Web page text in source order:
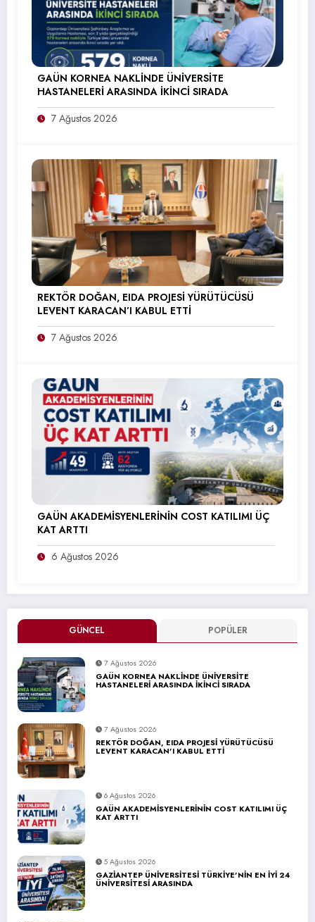
GÜNCEL POPÜLER
7 Ağustos 2026
GAÜN KORNEA NAKLİNDE ÜNİVERSİTE
HASTANELERİ ARASINDA İKİNCİ SIRADA
7 Ağustos 2026
REKTÖR DOĞAN, EIDA PROJESİ YÜRÜTÜCÜSÜ
LEVENT KARACAN’I KABUL ETTİ
6 Ağustos 2026
GAÜN AKADEMİSYENLERİNİN COST KATILIMI ÜÇ
KAT ARTTI
5 Ağustos 2026
GAZİANTEP ÜNİVERSİTESİ TÜRKİYE’NİN EN İYİ 24
ÜNİVERSİTESİ ARASINDA
GAÜN KORNEA NAKLİNDE ÜNİVERSİTE
HASTANELERİ ARASINDA İKİNCİ SIRADA
7 Ağustos 2026
REKTÖR DOĞAN, EIDA PROJESİ YÜRÜTÜCÜSÜ
LEVENT KARACAN’I KABUL ETTİ
7 Ağustos 2026
GAÜN AKADEMİSYENLERİNİN COST KATILIMI ÜÇ
KAT ARTTI
6 Ağustos 2026